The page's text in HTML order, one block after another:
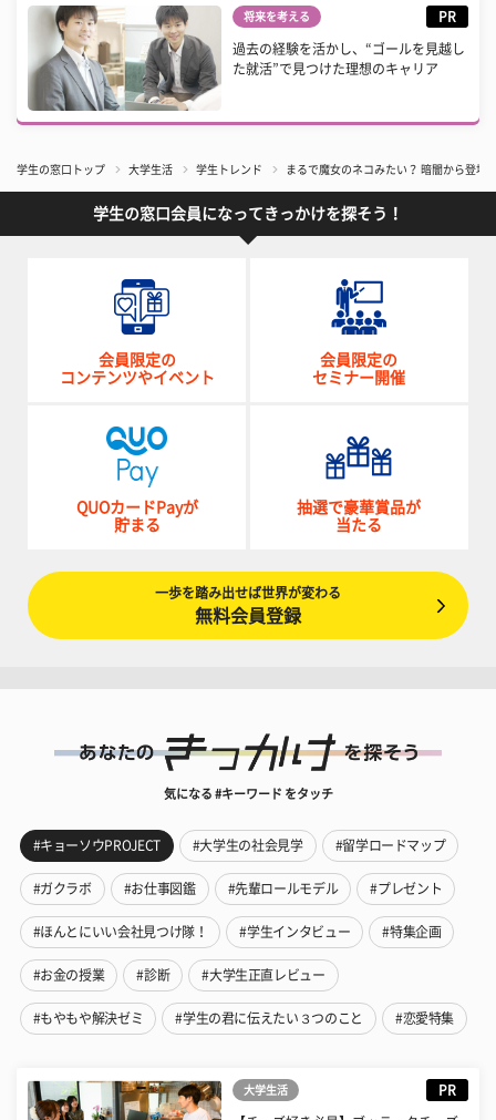
将来を考える PR
過去の経験を活かし、“ゴールを見越し
た就活”で見つけた理想のキャリア
学生の窓口トップ 大学生活 学生トレンド まるで魔女のネコみたい？ 暗闇から登
学生の窓口会員になってきっかけを探そう！
会員限定の
コンテンツやイベント
会員限定の
セミナー開催
QUOカードPayが
貯まる
抽選で豪華賞品が
当たる
一歩を踏み出せば世界が変わる
無料会員登録
気になる #キーワード をタッチ
#キョーソウPROJECT #大学生の社会見学 #留学ロードマップ
#ガクラボ #お仕事図鑑 #先輩ロールモデル #プレゼント
#ほんとにいい会社見つけ隊！ #学生インタビュー #特集企画
#お金の授業 #診断 #大学生正直レビュー
#もやもや解決ゼミ #学生の君に伝えたい３つのこと #恋愛特集
大学生活 PR